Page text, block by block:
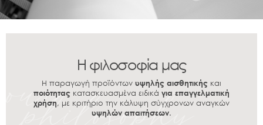
Η φιλοσοφία μας
Η παραγωγή προϊόντων υψηλής αισθητικής και
ποιότητας κατασκευασμένα ειδικά για επαγγελματική
χρήση, με κριτήριο την κάλυψη σύγχρονων αναγκών
υψηλών απαιτήσεων.